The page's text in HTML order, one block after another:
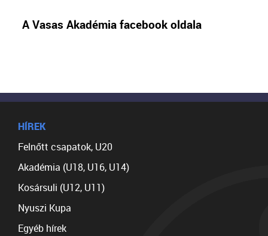
A Vasas Akadémia facebook oldala
HÍREK
Felnőtt csapatok, U20
Akadémia (U18, U16, U14)
Kosársuli (U12, U11)
Nyuszi Kupa
Egyéb hírek